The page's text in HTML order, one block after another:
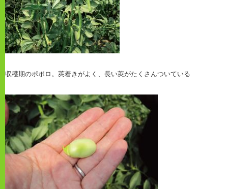
収穫期のポポロ。莢着きがよく、長い莢がたくさんついている